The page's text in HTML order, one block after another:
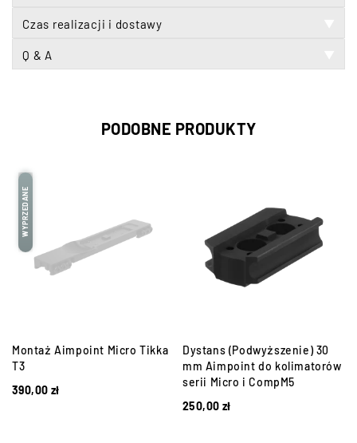
Czas realizacji i dostawy
Q & A
PODOBNE PRODUKTY
WYPRZEDANE
Montaż Aimpoint Micro Tikka
T3
390,00 zł
Dystans (Podwyższenie) 30
mm Aimpoint do kolimatorów
serii Micro i CompM5
250,00 zł